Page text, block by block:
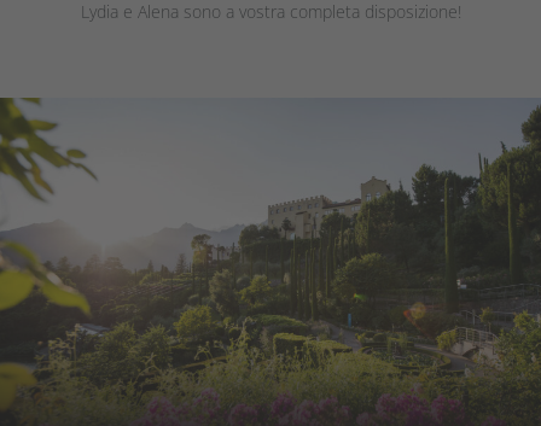
Lydia e Alena sono a vostra completa disposizione!